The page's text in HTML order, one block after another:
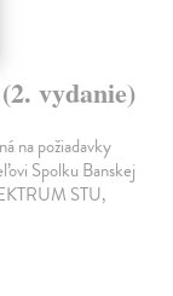
vydanie)
na požiadavky
Spolku Banskej
STU,